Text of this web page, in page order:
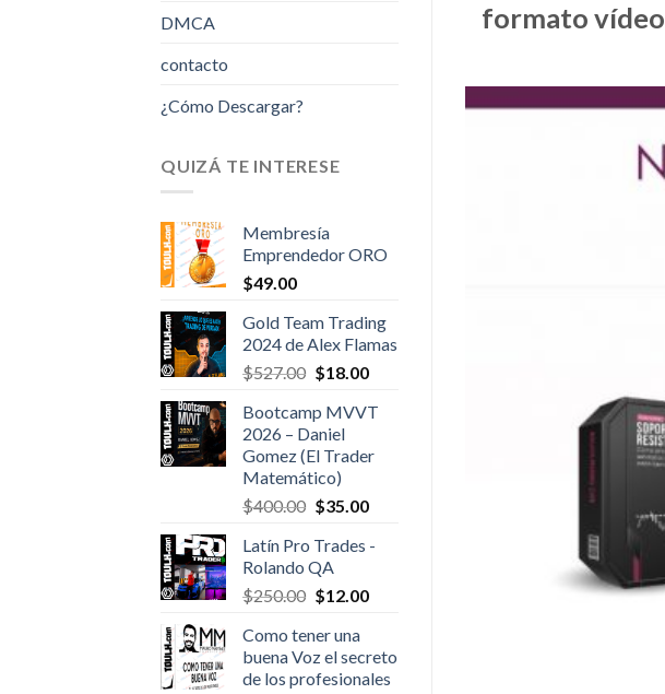
DMCA
contacto
¿Cómo Descargar?
QUIZÁ TE INTERESE
Membresía
Emprendedor ORO
$49.00
Gold Team Trading
2024 de Alex Flamas
$527.00 Original
was:
$527.00.
$18.00Current
is:
Bootcamp MVVT
2026 – Daniel
Gomez (El Trader
Matemático)
$400.00 Original
was:
$400.00.
$35.00Current
is:
Latín Pro Trades -
Rolando QA
$250.00 Original
was:
$250.00.
$12.00Current
$12.00.
Como tener una
buena Voz el secreto
de los profesionales
formatovídeo